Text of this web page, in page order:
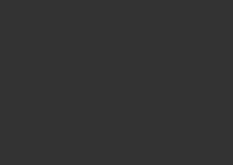
draus macht.
sind Sie für
Deutschland mit